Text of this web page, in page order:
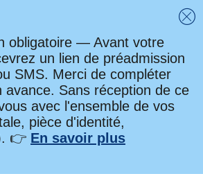
obligatoire — Avant votre
un lien de préadmission
SMS. Merci de compléter
avance. Sans réception de ce
avec l'ensemble de vos
pièce d'identité,
👉 En savoir plus